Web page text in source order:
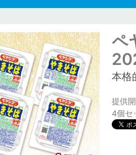
ペ
本格
提供
4個セ